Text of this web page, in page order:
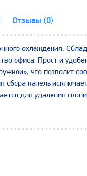
Отзывы (0)
охлаждения.
офиса. Прост и
что позволит
сбора капель
для удаления